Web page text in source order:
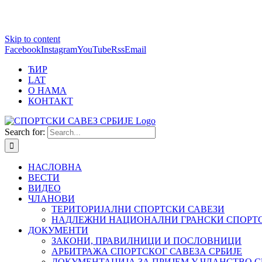
Skip to content
FacebookInstagramYouTubeRssEmail
ЋИР
LAT
О НАМА
КОНТАКТ
Search for:
НАСЛОВНА
ВЕСТИ
ВИДЕО
ЧЛАНОВИ
ТЕРИТОРИЈАЛНИ СПОРТСКИ САВЕЗИ
НАДЛЕЖНИ НАЦИОНАЛНИ ГРАНСКИ
ДОКУМЕНТИ
ЗАКОНИ, ПРАВИЛНИЦИ И ПОСЛОВНИЦИ
АРБИТРАЖА СПОРТСКОГ САВЕЗА СРБИЈЕ